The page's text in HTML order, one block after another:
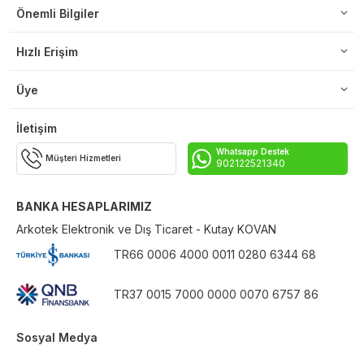
Önemli Bilgiler
Hızlı Erişim
Üye
İletişim
Müşteri Hizmetleri
Whatsapp Destek
902122521340
BANKA HESAPLARIMIZ
Arkotek Elektronik ve Dış Ticaret - Kutay KOVAN
TR66 0006 4000 0011 0280 6344 68
TR37 0015 7000 0000 0070 6757 86
Sosyal Medya